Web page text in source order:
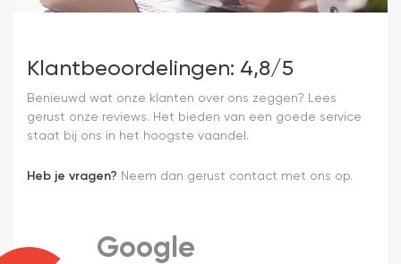
Klantbeoordelingen: 4,8/5
Benieuwd wat onze klanten over ons zeggen? Lees
gerust onze reviews. Het bieden van een goede service
staat bij ons in het hoogste vaandel.
Heb je vragen? Neem dan gerust contact met ons op.
Google